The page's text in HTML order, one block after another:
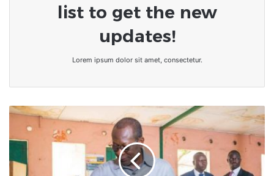
list to get the new
updates!
Lorem ipsum dolor sit amet, consectetur.
Le
attend
résultats